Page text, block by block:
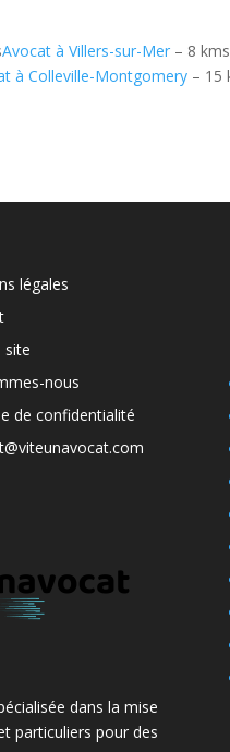
Avocat à Villers-sur-Mer – 8 kms
à Colleville-Montgomery – 15
légales
site
nous
de confidentialité
dans la mise
particuliers pour des